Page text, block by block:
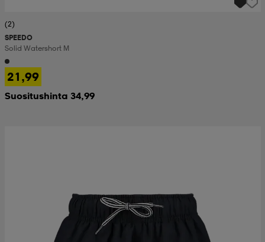
(2)
SPEEDO
Solid Watershort M
21,99
Suositushinta 34,99